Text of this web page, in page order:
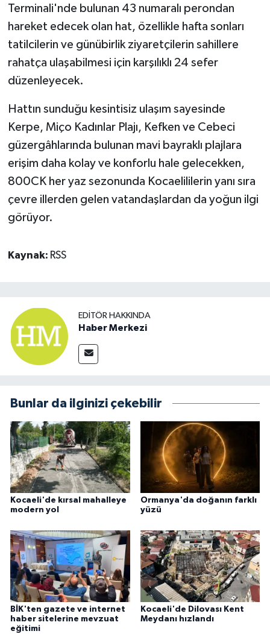
Terminali'nde bulunan 43 numaralı perondan
hareket edecek olan hat, özellikle hafta sonları
tatilcilerin ve günübirlik ziyaretçilerin sahillere
rahatça ulaşabilmesi için karşılıklı 24 sefer
düzenleyecek.
Hattın sunduğu kesintisiz ulaşım sayesinde
Kerpe, Miço Kadınlar Plajı, Kefken ve Cebeci
güzergâhlarında bulunan mavi bayraklı plajlara
erişim daha kolay ve konforlu hale gelecekken,
800CK her yaz sezonunda Kocaelililerin yanı sıra
çevre illerden gelen vatandaşlardan da yoğun ilgi
görüyor.
Kaynak: RSS
EDITÖR HAKKINDA
Haber Merkezi
Bunlar da ilginizi çekebilir
Kocaeli'de kırsal mahalleye
modern yol
Ormanya'da doğanın farklı
yüzü
BİK'ten gazete ve internet
haber sitelerine mevzuat
eğitimi
Kocaeli'de Dilovası Kent
Meydanı hızlandı